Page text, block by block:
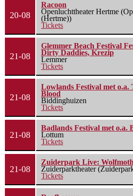
20-08
Racoon
Openluchttheater Hertme
(Hertme))
Tickets
21-08
Glemmer Beach Festival
Dirty Daddies, Krezip
Lemmer
Tickets
21-08
Lowlands Festival met
Blood
Biddinghuizen
Tickets
21-08
Badlands Festival met o.a.
Lottum
Tickets
21-08
Zuiderpark Live:
Zuiderparktheater
Tickets